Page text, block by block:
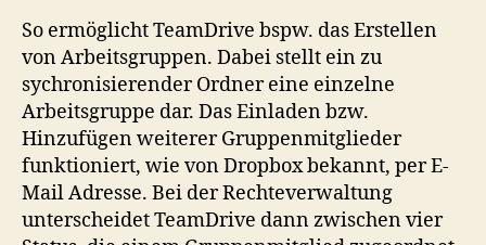
So ermöglicht TeamDrive bspw. das Erstellen
von Arbeitsgruppen. Dabei stellt ein zu
sychronisierender Ordner eine einzelne
Arbeitsgruppe dar. Das Einladen bzw.
Hinzufügen weiterer Gruppenmitglieder
funktioniert, wie von Dropbox bekannt, per E-
Mail Adresse. Bei der Rechteverwaltung
unterscheidet TeamDrive dann zwischen vier